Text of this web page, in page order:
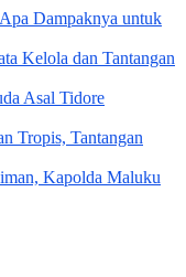
Dampaknya untuk
Kelola dan Tantangan
Asal Tidore
Tropis, Tantangan
Kapolda Maluku